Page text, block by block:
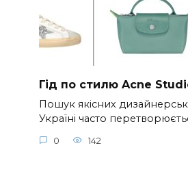
Гід по стилю Acne
Пошук якісних
Україні часто
0 142